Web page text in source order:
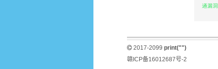
通漏洞
2017-2099print("")
赣ICP备16012687号-2